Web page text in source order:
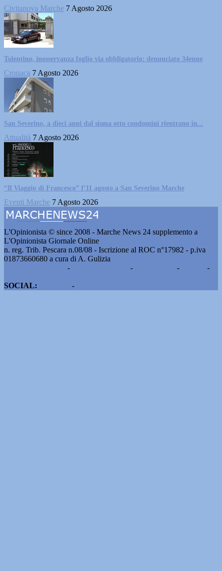
Civitanova Marche 7 Agosto 2026
Tolentino, inosservanza foglio via obbligatorio: denunciato 34enne
Cronaca 7 Agosto 2026
San Severino, a dieci anni dal sisma otto condomini rientrano in...
Attualità 7 Agosto 2026
“Il Viaggio di Francesco” l’11 agosto a San Severino Marche
Eventi Marche 7 Agosto 2026
L'Opinionista © since 2008 - Marche News 24 supplemento a
L'Opinionista Giornale Online
n. reg. Trib. Pescara n.08/08 - Iscrizione al ROC n°17982 - p.iva
01873660680 a cura di A. Gulizia
- - -
-
SOCIAL:
-